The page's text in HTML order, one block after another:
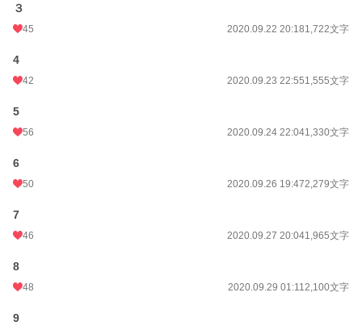
３
45 2020.09.22 20:181,722文字
4
42 2020.09.23 22:551,555文字
5
56 2020.09.24 22:041,330文字
6
50 2020.09.26 19:472,279文字
7
46 2020.09.27 20:041,965文字
8
48 2020.09.29 01:112,100文字
9